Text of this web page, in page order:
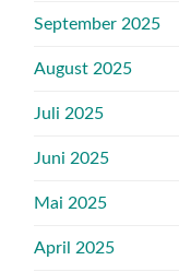
September 2025
August 2025
Juli 2025
Juni 2025
Mai 2025
April 2025